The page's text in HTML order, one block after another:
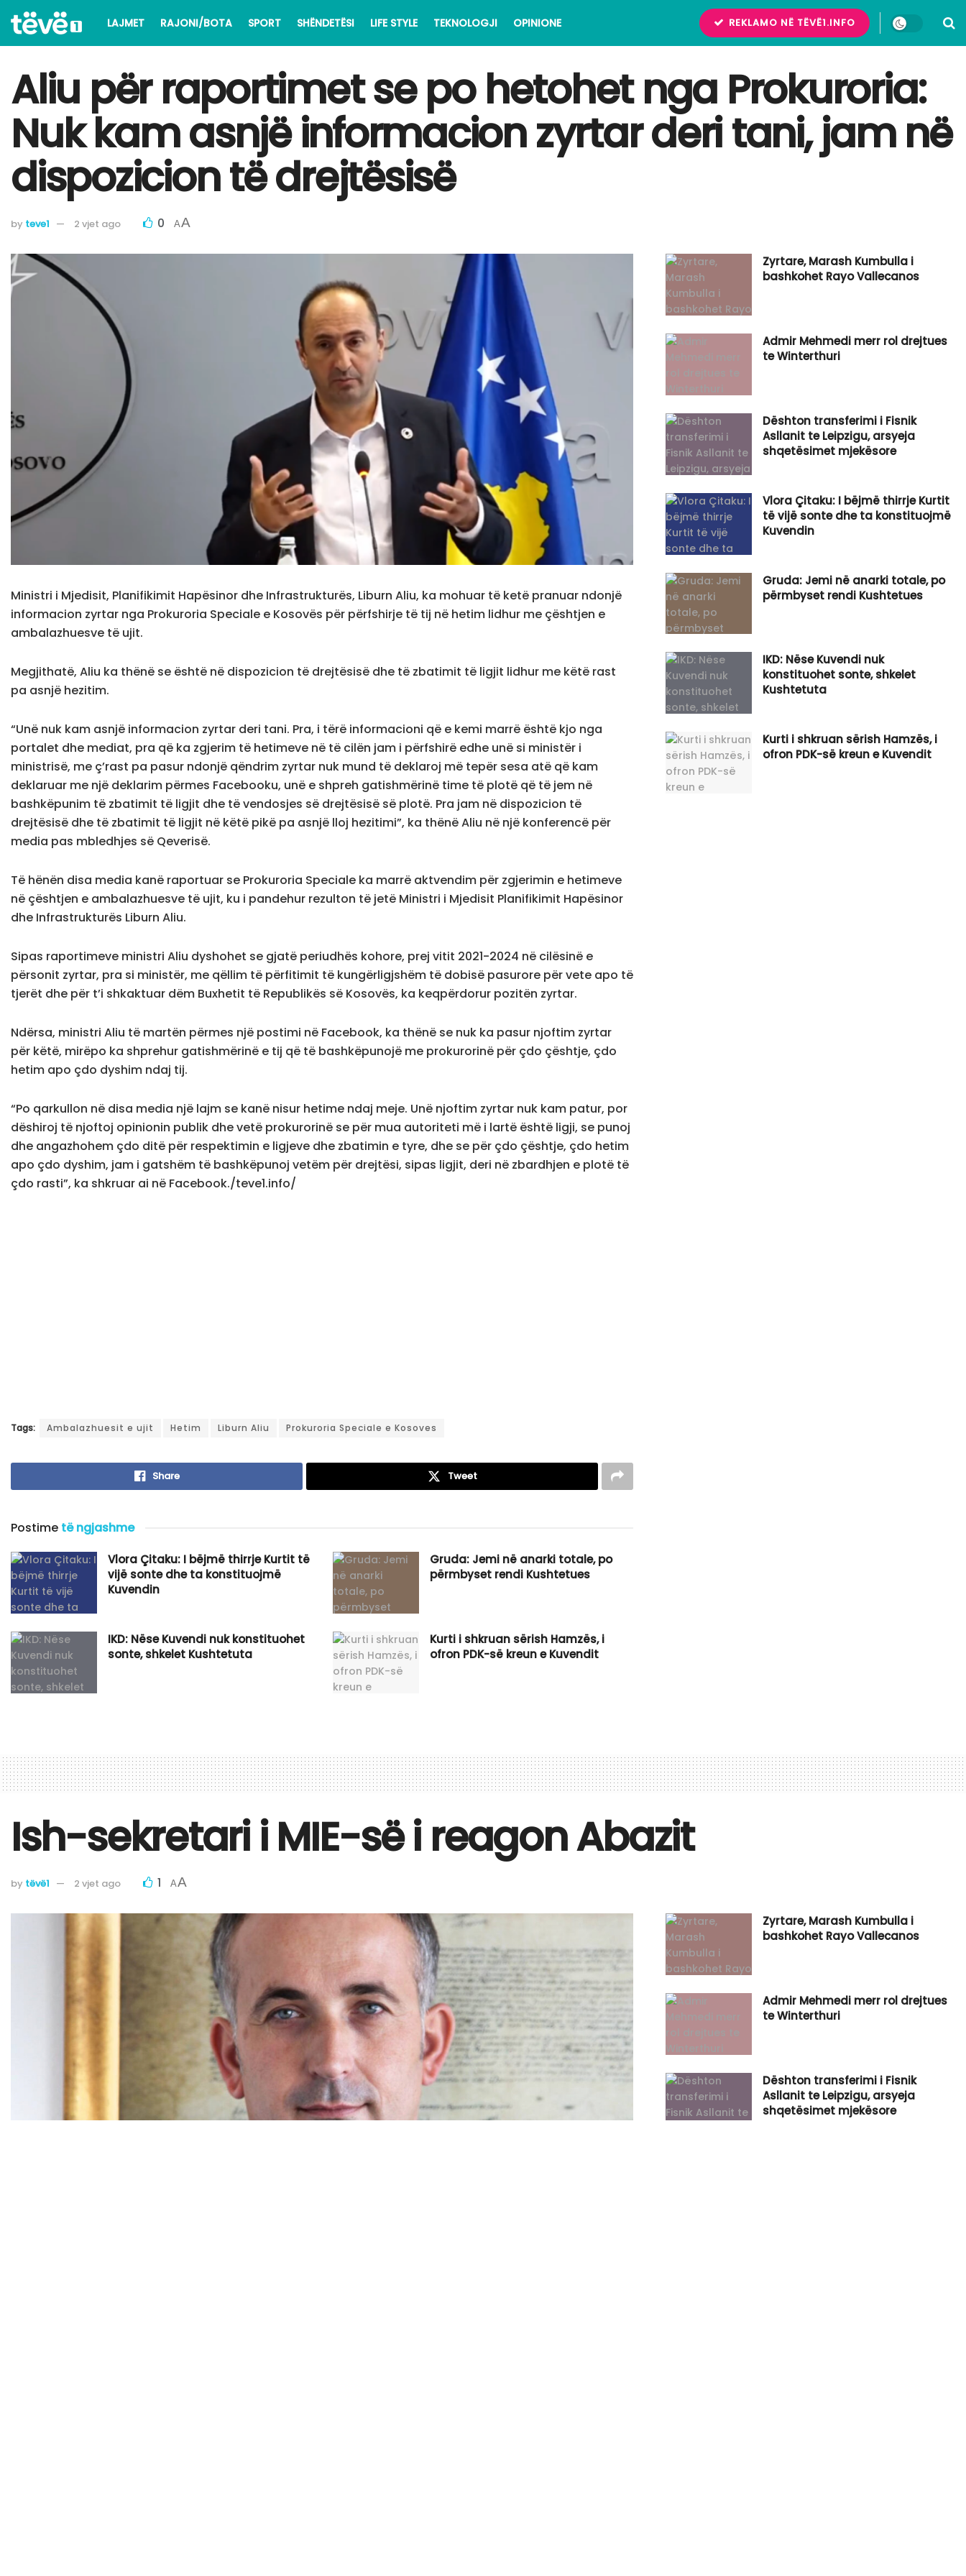
LAJMET RAJONI/BOTA SPORT SHËNDETËSI LIFE STYLE TEKNOLOGJI OPINIONE REKLAMO NË TËVË1.INFO
Aliu për raportimet se po hetohet nga Prokuroria:
Nuk kam asnjë informacion zyrtar deri tani, jam në
dispozicion të drejtësisë
by teve1 2 vjet ago 0 AA
Ministri i Mjedisit, Planifikimit Hapësinor dhe Infrastrukturës, Liburn Aliu, ka mohuar të ketë pranuar ndonjë
informacion zyrtar nga Prokuroria Speciale e Kosovës për përfshirje të tij në hetim lidhur me çështjen e
ambalazhuesve të ujit.
Megjithatë, Aliu ka thënë se është në dispozicion të drejtësisë dhe të zbatimit të ligjit lidhur me këtë rast
pa asnjë hezitim.
“Unë nuk kam asnjë informacion zyrtar deri tani. Pra, i tërë informacioni që e kemi marrë është kjo nga
portalet dhe mediat, pra që ka zgjerim të hetimeve në të cilën jam i përfshirë edhe unë si ministër i
ministrisë, me ç’rast pa pasur ndonjë qëndrim zyrtar nuk mund të deklaroj më tepër sesa atë që kam
deklaruar me një deklarim përmes Facebooku, unë e shpreh gatishmërinë time të plotë që të jem në
bashkëpunim të zbatimit të ligjit dhe të vendosjes së drejtësisë së plotë. Pra jam në dispozicion të
drejtësisë dhe të zbatimit të ligjit në këtë pikë pa asnjë lloj hezitimi”, ka thënë Aliu në një konferencë për
media pas mbledhjes së Qeverisë.
Të hënën disa media kanë raportuar se Prokuroria Speciale ka marrë aktvendim për zgjerimin e hetimeve
në çështjen e ambalazhuesve të ujit, ku i pandehur rezulton të jetë Ministri i Mjedisit Planifikimit Hapësinor
dhe Infrastrukturës Liburn Aliu.
Sipas raportimeve ministri Aliu dyshohet se gjatë periudhës kohore, prej vitit 2021-2024 në cilësinë e
përsonit zyrtar, pra si ministër, me qëllim të përfitimit të kungërligjshëm të dobisë pasurore për vete apo të
tjerët dhe për t’i shkaktuar dëm Buxhetit të Republikës së Kosovës, ka keqpërdorur pozitën zyrtar.
Ndërsa, ministri Aliu të martën përmes një postimi në Facebook, ka thënë se nuk ka pasur njoftim zyrtar
për këtë, mirëpo ka shprehur gatishmërinë e tij që të bashkëpunojë me prokurorinë për çdo çështje, çdo
hetim apo çdo dyshim ndaj tij.
“Po qarkullon në disa media një lajm se kanë nisur hetime ndaj meje. Unë njoftim zyrtar nuk kam patur, por
dëshiroj të njoftoj opinionin publik dhe vetë prokurorinë se për mua autoriteti më i lartë është ligji, se punoj
dhe angazhohem çdo ditë për respektimin e ligjeve dhe zbatimin e tyre, dhe se për çdo çështje, çdo hetim
apo çdo dyshim, jam i gatshëm të bashkëpunoj vetëm për drejtësi, sipas ligjit, deri në zbardhjen e plotë të
çdo rasti”, ka shkruar ai në Facebook./teve1.info/
Tags: Ambalazhuesit e ujit Hetim Liburn Aliu Prokuroria Speciale e Kosoves
Share Tweet
Postime të ngjashme
Vlora Çitaku: I bëjmë thirrje Kurtit të
vijë sonte dhe ta konstituojmë
Kuvendin
Gruda: Jemi në anarki totale, po
përmbyset rendi Kushtetues
IKD: Nëse Kuvendi nuk konstituohet
sonte, shkelet Kushtetuta
Kurti i shkruan sërish Hamzës, i
ofron PDK-së kreun e Kuvendit
Zyrtare, Marash Kumbulla i
bashkohet Rayo Vallecanos
Admir Mehmedi merr rol drejtues
te Winterthuri
Dështon transferimi i Fisnik
Asllanit te Leipzigu, arsyeja
shqetësimet mjekësore
Vlora Çitaku: I bëjmë thirrje Kurtit
të vijë sonte dhe ta konstituojmë
Kuvendin
Gruda: Jemi në anarki totale, po
përmbyset rendi Kushtetues
IKD: Nëse Kuvendi nuk
konstituohet sonte, shkelet
Kushtetuta
Kurti i shkruan sërish Hamzës, i
ofron PDK-së kreun e Kuvendit
Ish-sekretari i MIE-së i reagon Abazit
by tëvë1 2 vjet ago 1 AA
Zyrtare, Marash Kumbulla i
bashkohet Rayo Vallecanos
Admir Mehmedi merr rol drejtues
te Winterthuri
Dështon transferimi i Fisnik
Asllanit te Leipzigu, arsyeja
shqetësimet mjekësore